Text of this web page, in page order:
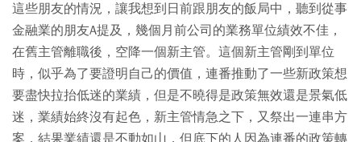
這些朋友的情況，讓我想到日前跟朋友的飯局中，聽到從事
金融業的朋友A提及，幾個月前公司的業務單位績效不佳，
在舊主管離職後，空降一個新主管。這個新主管剛到單位
時，似乎為了要證明自己的價值，連番推動了一些新政策想
要盡快拉抬低迷的業績，但是不曉得是政策無效還是景氣低
迷，業績始終沒有起色，新主管情急之下，又祭出一連串方
案，結果業績還是不動如山，但底下的人因為連番的政策轉